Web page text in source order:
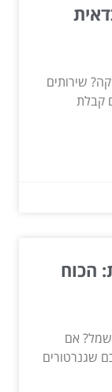
שירותים
קבלת
הכוח
אם
שגנרטורים